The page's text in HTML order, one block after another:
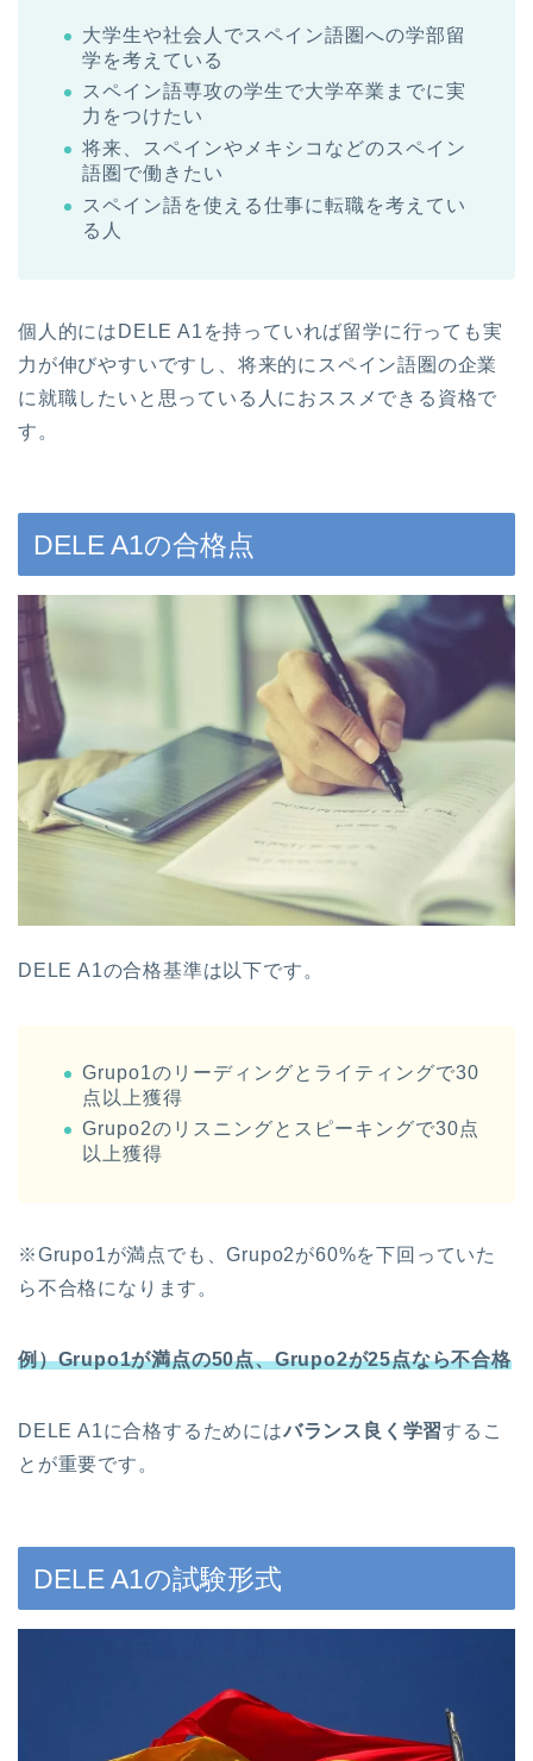
大学生や社会人でスペイン語圏への学部留
学を考えている
スペイン語専攻の学生で大学卒業までに実
力をつけたい
将来、スペインやメキシコなどのスペイン
語圏で働きたい
スペイン語を使える仕事に転職を考えてい
る人
個人的にはDELE A1を持っていれば留学に行っても実
力が伸びやすいですし、将来的にスペイン語圏の企業
に就職したいと思っている人におススメできる資格で
す。
DELE A1の合格点
DELE A1の合格基準は以下です。
Grupo1のリーディングとライティングで30
点以上獲得
Grupo2のリスニングとスピーキングで30点
以上獲得
※Grupo1が満点でも、Grupo2が60%を下回っていた
ら不合格になります。
例）Grupo1が満点の50点、Grupo2が25点なら不合格
DELE A1に合格するためにはバランス良く学習するこ
とが重要です。
DELE A1の試験形式